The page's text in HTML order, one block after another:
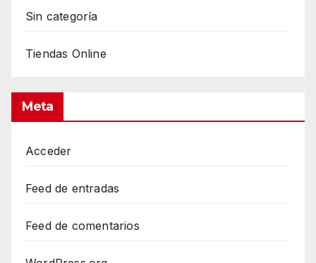
Sin categoría
Tiendas Online
Meta
Acceder
Feed de entradas
Feed de comentarios